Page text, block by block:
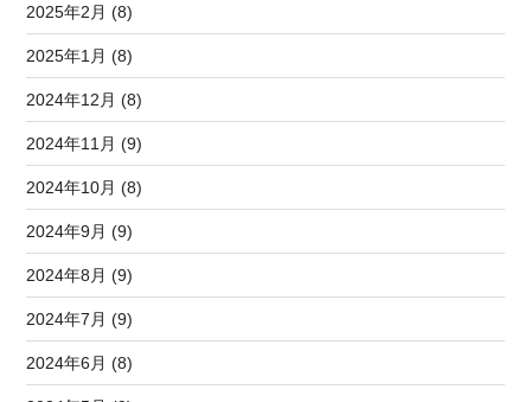
2025年2月 (8)
2025年1月 (8)
2024年12月 (8)
2024年11月 (9)
2024年10月 (8)
2024年9月 (9)
2024年8月 (9)
2024年7月 (9)
2024年6月 (8)